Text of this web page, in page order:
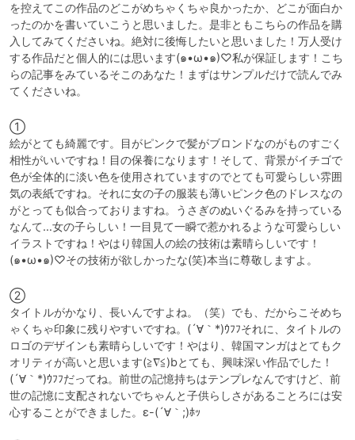
を控えてこの作品のどこがめちゃくちゃ良かったか、どこが面白か
ったのかを書いていこうと思いました。是非ともこちらの作品を購
入してみてくださいね。絶対に後悔したいと思いました！万人受け
する作品だと個人的には思います(๑•ω•๑)♡私が保証します！こち
らの記事をみているそこのあなた！まずはサンプルだけで読んでみ
てくださいね。
①
絵がとても綺麗です。目がピンクで髪がブロンドなのがものすごく
相性がいいですね！目の保養になります！そして、背景がイチゴで
色が全体的に淡い色を使用されていますのでとても可愛らしい雰囲
気の表紙ですね。それに女の子の服装も薄いピンク色のドレスなの
がとっても似合っておりますね。うさぎのぬいぐるみを持っている
なんて…女の子らしい！一目見て一瞬で惹かれるような可愛らしい
イラストですね！やはり韓国人の絵の技術は素晴らしいです！
(๑•ω•๑)♡その技術が欲しかったな(笑)本当に尊敬しますよ。
②
タイトルがかなり、長いんですよね。（笑）でも、だからこそめち
ゃくちゃ印象に残りやすいですね。(´∀｀*)ｳﾌﾌそれに、タイトルの
ロゴのデザインも素晴らしいです！やはり、韓国マンガはとてもク
オリティが高いと思います(≧∇≦)bとても、興味深い作品でした！
(´∀｀*)ｳﾌﾌだってね。前世の記憶持ちはテンプレなんですけど、前
世の記憶に支配されないでちゃんと子供らしさがあることろには安
心することができました。ε-(´∀｀;)ﾎｯ